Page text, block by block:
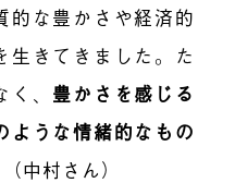
的な豊かさや経済的
生きてきました。た
、 豊かさを感じる
ような情緒的なもの
中村さん）